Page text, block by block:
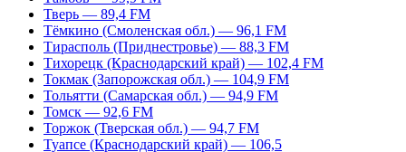
Тверь — 89,4 FM
Тёмкино (Смоленская обл.) — 96,1 FM
Тирасполь (Приднестровье) — 88,3 FM
Тихорецк (Краснодарский край) — 102,4 FM
Токмак (Запорожская обл.) — 104,9 FM
Тольятти (Самарская обл.) — 94,9 FM
Томск — 92,6 FM
Торжок (Тверская обл.) — 94,7 FM
Туапсе (Краснодарский край) — 106,5